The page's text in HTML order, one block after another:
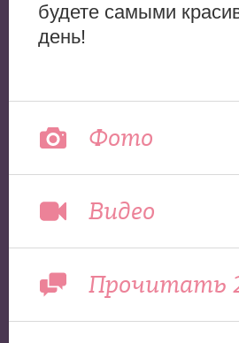
будете самыми
день!
Фото
Видео
Прочитать